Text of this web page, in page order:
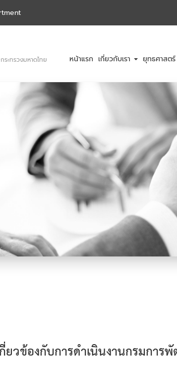
ะทรวงมหาดไทย หน้าแรก เกี่ยวกับเรา ยุทธศาสต
ยวข้องกับการดำเนินงานกรมกา